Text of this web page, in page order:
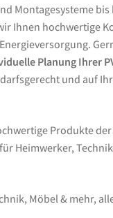
Montagesysteme bis
Ihnen hochwertige
Planung Ihrer
und auf
Produkte
Heimwerker,
Möbel & mehr,